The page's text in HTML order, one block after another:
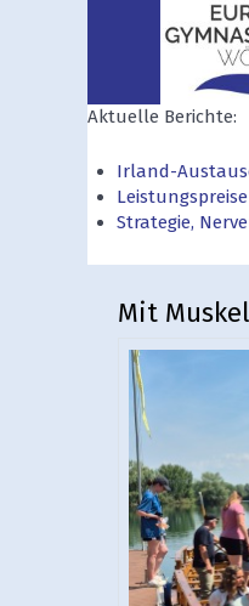
Aktuelle Berichte:
Irland-
Leistungspreise
Strategie,
Mit